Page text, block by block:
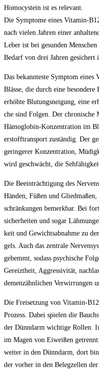
Homo­cystein ist es rele­vant.
Die Sym­pto­me eines Vit­amin-
nach vie­len Jah­ren einer
Leber ist bei gesun­den
Bedarf von drei Jah­ren gesi­chert
Das bekann­tes­te Sym­ptom
Bläs­se, die durch eine
erhöh­te Blu­tungs­nei­gung, eine
che sind Fol­gen. Der
Hämo­glo­bin-Kon­zen­tra­ti­on im
er­stoff­trans­port zustän­dig. Der
gerin­ge­rer Kon­zen­tra­ti­on,
wird geschwächt, die
Die Beein­träch­ti­gung des
Hän­den, Füßen und
schrän­kun­gen bemerk­bar. Bei
si­cher­hei­ten und sogar
keit und Gewichts­ab­nah­me zu
gels. Auch das zen­tra­le
gehemmt, sodass psy­chi­sche
Gereizt­heit, Aggres­si­vi­tät,
demenz­ähn­li­chen Ver­wir­run­gen
Die Frei­set­zung von Vit­amin-
Pro­zess. Dabei spie­len die
der Dünn­darm wich­ti­ge Rol­len.
im Magen von Eiwei­ßen
wei­ter in den Dünn­darm, dort
der vor­her in den Beleg­zel­len